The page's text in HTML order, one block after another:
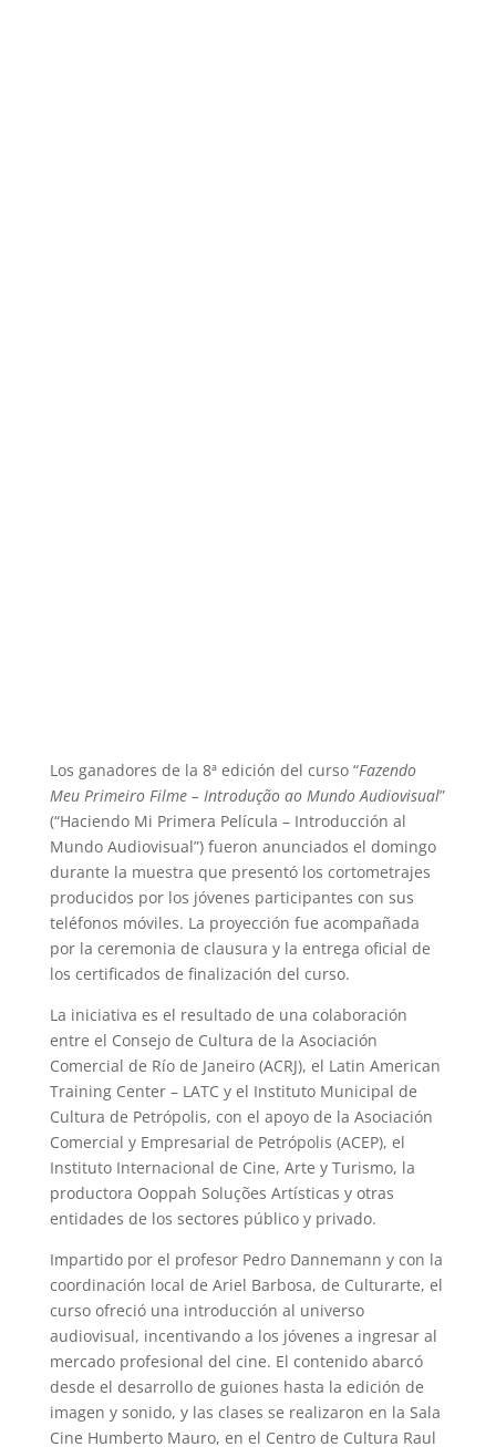
Los ganadores de la 8ª edición del curso “Fazendo
Meu Primeiro Filme – Introdução ao Mundo Audiovisual”
(“Haciendo Mi Primera Película – Introducción al
Mundo Audiovisual”) fueron anunciados el domingo
durante la muestra que presentó los cortometrajes
producidos por los jóvenes participantes con sus
teléfonos móviles. La proyección fue acompañada
por la ceremonia de clausura y la entrega oficial de
los certificados de finalización del curso.
La iniciativa es el resultado de una colaboración
entre el Consejo de Cultura de la Asociación
Comercial de Río de Janeiro (ACRJ), el Latin American
Training Center – LATC y el Instituto Municipal de
Cultura de Petrópolis, con el apoyo de la Asociación
Comercial y Empresarial de Petrópolis (ACEP), el
Instituto Internacional de Cine, Arte y Turismo, la
productora Ooppah Soluções Artísticas y otras
entidades de los sectores público y privado.
Impartido por el profesor Pedro Dannemann y con la
coordinación local de Ariel Barbosa, de Culturarte, el
curso ofreció una introducción al universo
audiovisual, incentivando a los jóvenes a ingresar al
mercado profesional del cine. El contenido abarcó
desde el desarrollo de guiones hasta la edición de
imagen y sonido, y las clases se realizaron en la Sala
Cine Humberto Mauro, en el Centro de Cultura Raul